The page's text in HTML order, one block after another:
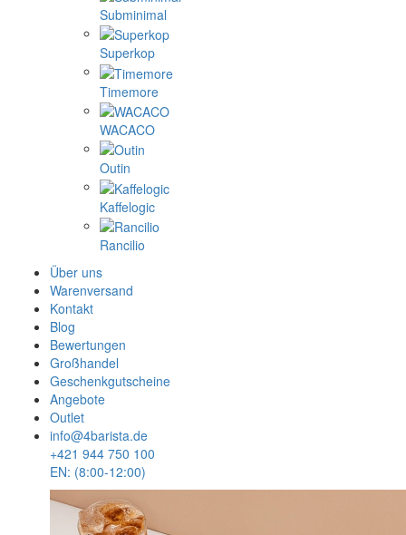
Subminimal
Superkop
Timemore
WACACO
Outin
Kaffelogic
Rancilio
Über uns
Warenversand
Kontakt
Blog
Bewertungen
Großhandel
Geschenkgutscheine
Angebote
Outlet
info@4barista.de
+421 944 750 100
EN: (8:00-12:00)